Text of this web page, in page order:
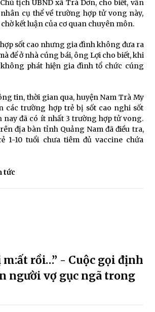
tịch UBND xã Trà Dơn, cho biết, vẫn
cụ thể về trường hợp tử vong này,
kết luận của cơ quan chuyên môn.
sốt cao nhưng gia đình không đưa ra
để ở nhà cúng bái, ông Lợi cho biết, khi
phát hiện gia đình tổ chức cúng
tin, thời gian qua, huyện Nam Trà My
các trường hợp trẻ bị sốt cao nghi sốt
nay đã có ít nhất 3 trường hợp tử vong.
địa bàn tỉnh Quảng Nam đã điều tra,
1-10 tuổi chưa tiêm đủ vaccine chứa
tức
m:ất rồi…” - Cuộc gọi định
người vợ gục ngã trong